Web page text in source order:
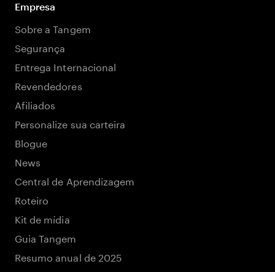
Empresa
Sobre a Tangem
Segurança
Entrega Internacional
Revendedores
Afiliados
Personalize sua carteira
Blogue
News
Central de Aprendizagem
Roteiro
Kit de mídia
Guia Tangem
Resumo anual de 2025